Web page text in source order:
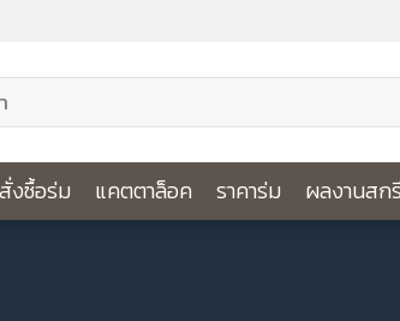
งซื้อร่ม แคตตาล็อค ราคาร่ม ผลงานสก